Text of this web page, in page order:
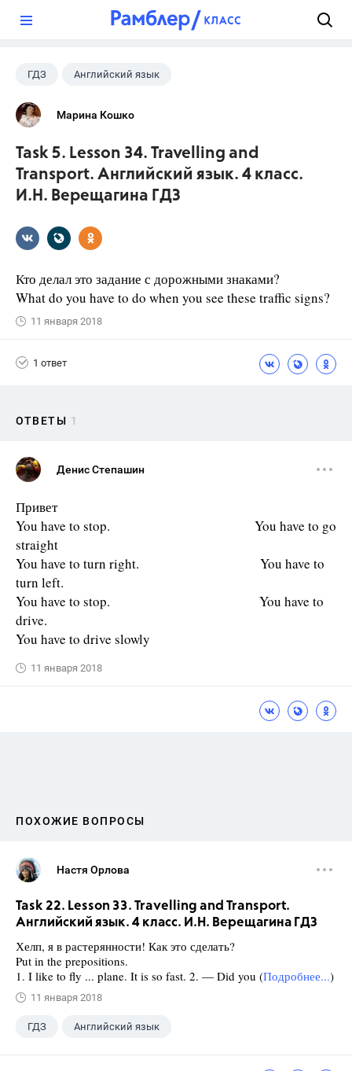
ГДЗ Английский язык
Верещагина И.Н.
Марина Кошко
Task 5. Lesson 34. Travelling and
Transport. Английский язык. 4 класс.
И.Н. Верещагина ГДЗ
Кто делал это задание с дорожными знаками?
What do you have to do when you see these traffic signs?
11 января 2018
1 ответ
ОТВЕТЫ 1
Денис Степашин
Привет
You have to stop. You have to go
straight
You have to turn right. You have to
turn left.
You have to stop. You have to
drive.
You have to drive slowly
11 января 2018
ПОХОЖИЕ ВОПРОСЫ
Настя Орлова
Task 22. Lesson 33. Travelling and Transport.
Английский язык. 4 класс. И.Н. Верещагина ГДЗ
Хелп, я в растерянности! Как это сделать?
Put in the prepositions.
1. I like to fly ... plane. It is so fast. 2. — Did you (Подробнее...)
11 января 2018
ГДЗ Английский язык